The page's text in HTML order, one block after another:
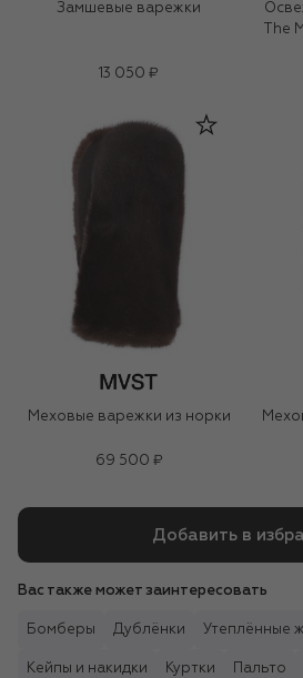
Замшевые варежки
13 050 ₽
The
Меховые варежки из норки
69 500 ₽
Добавить в
Вас также может заинтересовать
Бомберы Дублёнки Утеплённые
Кейпы и накидки Куртки Пальто